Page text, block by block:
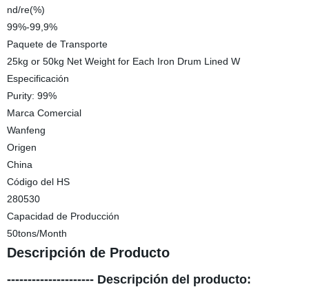
nd/re(%)
99%-99,9%
Paquete de Transporte
25kg or 50kg Net Weight for Each Iron Drum Lined W
Especificación
Purity: 99%
Marca Comercial
Wanfeng
Origen
China
Código del HS
280530
Capacidad de Producción
50tons/Month
Descripción de Producto
--------------------- Descripción del producto: